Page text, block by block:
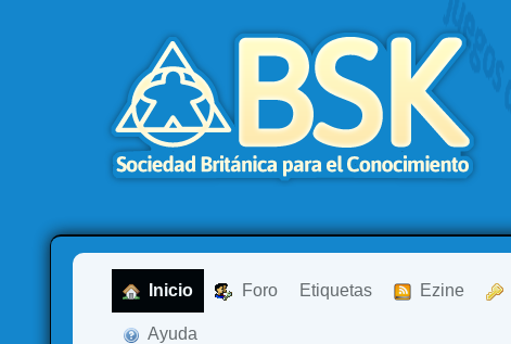
Inicio Foro Etiquetas Ezine
Ayuda